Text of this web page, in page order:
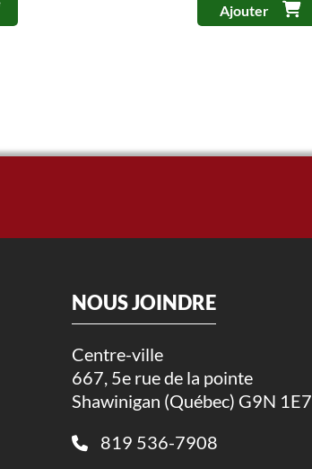
Ajouter
NOUS JOINDRE
Centre-ville
667, 5e rue de la pointe
Shawinigan (Québec) G9N 1E7
819 536-7908